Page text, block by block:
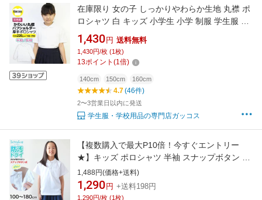
在庫限り 女の子 しっかりやわらか生地 丸襟 ポ
ロシャツ 白 キッズ 小学生 小学 制服 学生服 半
袖 長袖 シャツ スクールポロシャツ 通学用 小学
生 学校用 入学 パフスリーブ 高品質 安い かわ
いい 1000円ぽっきり
1,430 円 送料無料
1,430円/枚 (1枚)
13ポイント (1倍)
140cm 150cm 160cm
4.7(46件)
2〜3営業日以内に発送
学生服・学校用品の専門店ガッコス
【複数購入で最大P10倍！今すぐエントリー
★】キッズ ポロシャツ 半袖 スナップボタン 小
学生 スクール 白 100 110 120 130 140 150
160 170 180 cm 男子 女子 スクールシャツ 制
服 小学校 学生服 通学 大きいサイズ 男の子 女
1,488円(価格+送料)
1,290 円 +送料198円
1,290円/枚 (1枚)